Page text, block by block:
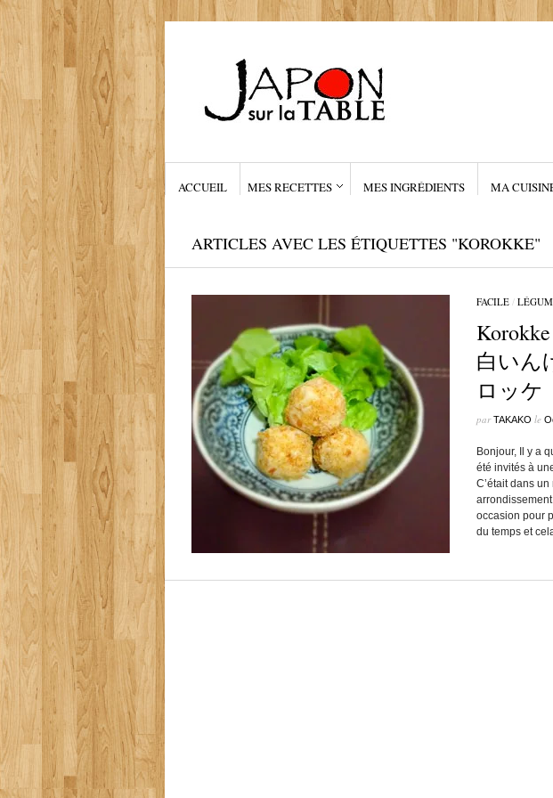
ACCUEIL MES RECETTES MES INGRÉDIENTS MA
ARTICLES AVEC LES ÉTIQUETTES "KOROKKE"
FACILE/
白いん
ロッケ
parTAKAKO le
Bonjour, Il y a
été invités à
C’était dans
occasion pour
du temps et